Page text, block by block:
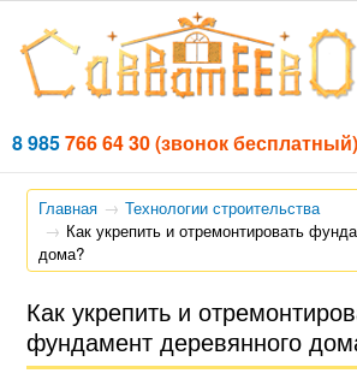
8 985766 64 30(звонок бесплатный)
Главная
Технологии строительства
Как укрепить и отремонтировать
дома?
Как укрепить и
фундамент деревянного